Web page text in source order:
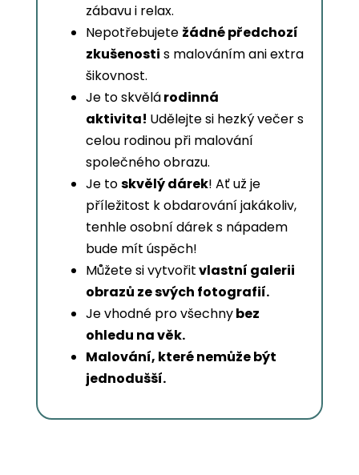
zábavu i relax.
Nepotřebujete žádné předchozí
zkušenosti s malováním ani extra
šikovnost.
Je to skvělárodinná
aktivita! Udělejte si hezký večer s
celou rodinou při malování
společného obrazu.
Je toskvělý dárek! Ať už je
příležitost k obdarování jakákoliv,
tenhle osobní dárek s nápadem
bude mít úspěch!
Můžete si vytvořitvlastní galerii
obrazů ze svých fotografií.
Je vhodné pro všechnybez
ohledu na věk.
Malování, které nemůže být
jednodušší.